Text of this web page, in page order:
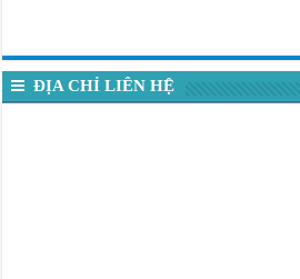
ĐỊA CHỈ LIÊN HỆ